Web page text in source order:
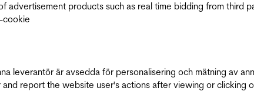
advertisement products such as real time bidding from third
cookie
leverantör är avsedda för personalisering och mätning av
report the website user's actions after viewing or